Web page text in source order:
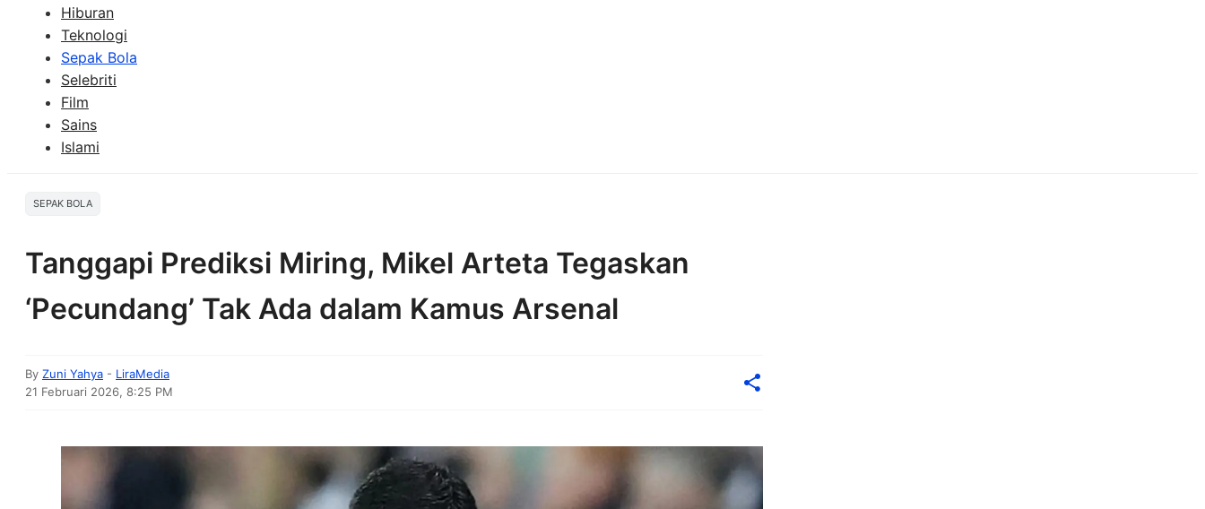
Hiburan
Teknologi
Sepak Bola
Selebriti
Film
Sains
Islami
SEPAK BOLA
Tanggapi Prediksi Miring, Mikel Arteta Tegaskan
‘Pecundang’ Tak Ada dalam Kamus Arsenal
By Zuni Yahya - LiraMedia
21 Februari 2026, 8:25 PM